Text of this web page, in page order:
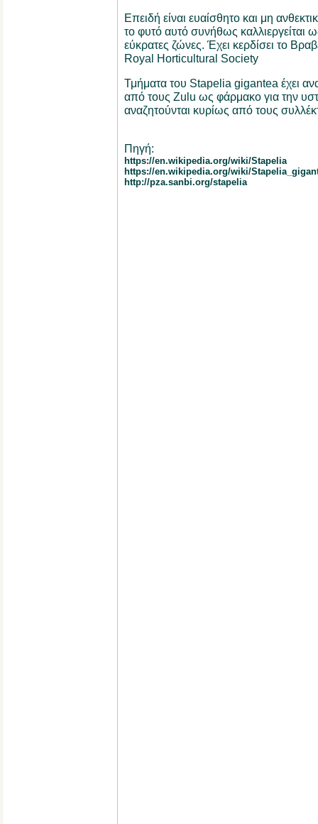
Επειδή είναι ευαίσθητο και μη
το φυτό αυτό συνήθως
εύκρατες ζώνες. Έχει κερδίσει το
Royal Horticultural Society
Τμήματα του Stapelia gigantea έχει
από τους Zulu ως φάρμακο για την
αναζητούνται κυρίως από τους
Πηγή:
https://en.wikipedia.org/wiki/Stapelia
https://en.wikipedia.org/wiki/
http://pza.sanbi.org/stapelia